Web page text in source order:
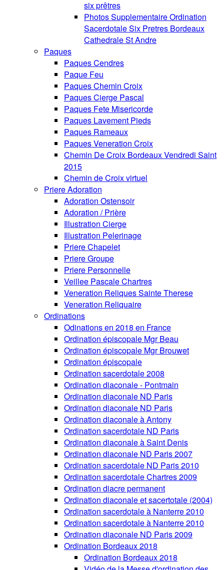
six prêtres
Photos Supplementaire Ordination
Sacerdotale Six Pretres Bordeaux
Cathedrale St Andre
Paques
Paques Cendres
Paque Feu
Paques Chemin Croix
Paques Cierge Pascal
Paques Fete Misericorde
Paques Lavement Pieds
Paques Rameaux
Paques Veneration Croix
Chemin De Croix Bordeaux Vendredi Saint
2015
Chemin de Croix virtuel
Priere Adoration
Adoration Ostensoir
Adoration / Prière
Illustration Cierge
Illustration Pelerinage
Priere Chapelet
Priere Groupe
Priere Personnelle
Veillee Pascale Chartres
Veneration Reliques Sainte Therese
Veneration Reliquaire
Ordinations
Odinations en 2018 en France
Ordination épiscopale Mgr Beau
Ordination épiscopale Mgr Brouwet
Ordination épiscopale
Ordination sacerdotale 2008
Ordination diaconale - Pontmain
Ordination diaconale ND Paris
Ordination diaconale ND Paris
Ordination diaconale à Antony
Ordination sacerdotale ND Paris
Ordination diaconale à Saint Denis
Ordination diaconale ND Paris 2007
Ordination sacerdotale ND Paris 2010
Ordination sacerdotale Chartres 2009
Ordination diacre permanent
Ordination diaconale et sacertotale (2004)
Ordination sacerdotale à Nanterre 2010
Ordination sacerdotale à Nanterre 2010
Ordination diaconale ND Paris 2009
Ordination Bordeaux 2018
Ordination Bordeaux 2018